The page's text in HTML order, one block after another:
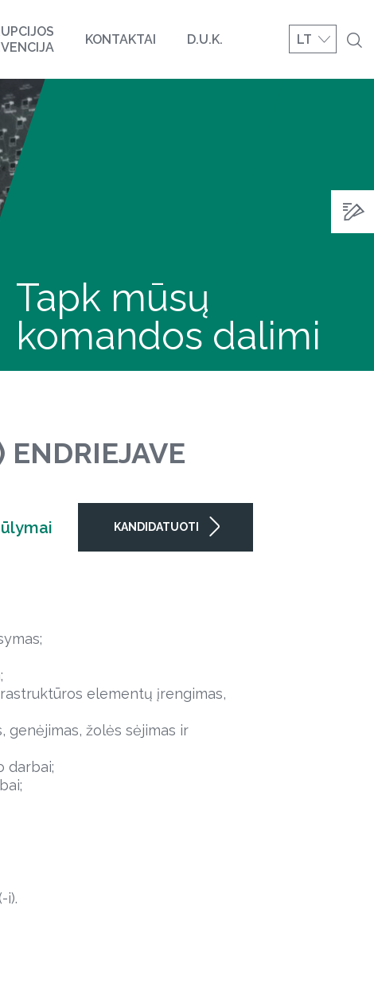
KONTAKTAI D.U.K. LT
Tapk mūsų
komandos dalimi
KANDIDATUOTI
elementų įrengimas,
genėjimas, žolės sėjimas ir
darbai;
i).